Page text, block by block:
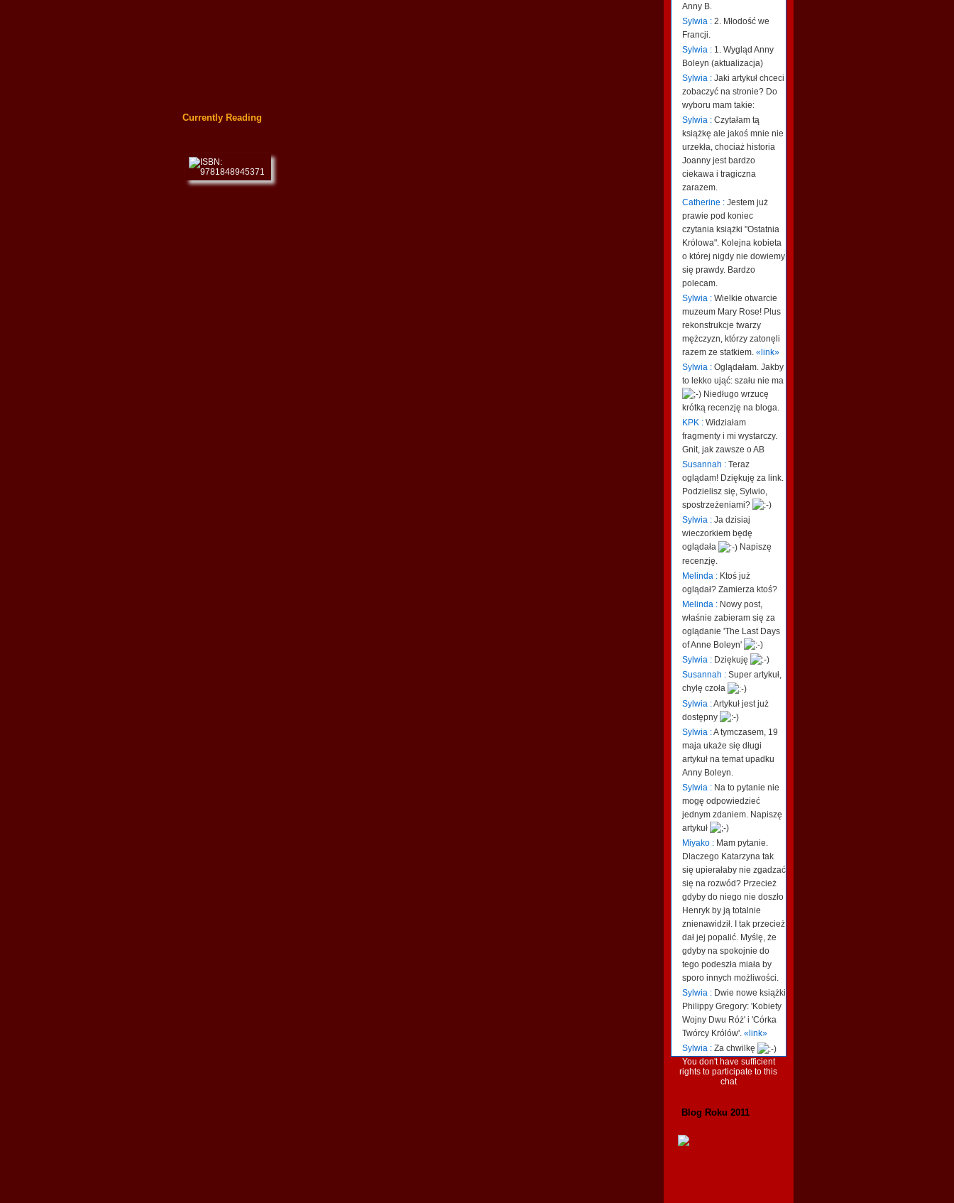
Currently Reading
Anny B.
Sylwia : 2. Młodość we
Francji.
Sylwia : 1. Wygląd Anny
Boleyn (aktualizacja)
Sylwia : Jaki artykuł chceci
zobaczyć na stronie? Do
wyboru mam takie:
Sylwia : Czytałam tą
książkę ale jakoś mnie nie
urzekła, chociaż historia
Joanny jest bardzo
ciekawa i tragiczna
zarazem.
Catherine : Jestem już
prawie pod koniec
czytania książki "Ostatnia
Królowa". Kolejna kobieta
o której nigdy nie dowiemy
się prawdy. Bardzo
polecam.
Sylwia : Wielkie otwarcie
muzeum Mary Rose! Plus
rekonstrukcje twarzy
mężczyzn, którzy zatonęli
razem ze statkiem. «link»
Sylwia : Oglądałam. Jakby
to lekko ująć: szału nie ma
Niedługo wrzucę
krótką recenzję na bloga.
KPK : Widziałam
fragmenty i mi wystarczy.
Gnit, jak zawsze o AB
Susannah : Teraz
oglądam! Dziękuję za link.
Podzielisz się, Sylwio,
spostrzeżeniami?
Sylwia : Ja dzisiaj
wieczorkiem będę
oglądała
Napiszę
recenzję.
Melinda : Ktoś już
oglądał? Zamierza ktoś?
Melinda : Nowy post,
właśnie zabieram się za
oglądanie 'The Last Days
of Anne Boleyn'
Sylwia : Dziękuję
Susannah : Super artykuł,
chylę czoła
Sylwia :Artykuł jest już
dostępny
Sylwia :A tymczasem, 19
maja ukaże się długi
artykuł na temat upadku
Anny Boleyn.
Sylwia : Na to pytanie nie
mogę odpowiedzieć
jednym zdaniem. Napiszę
artykuł
Miyako : Mam pytanie.
Dlaczego Katarzyna tak
się upierałaby nie zgadzać
się na rozwód? Przecież
gdyby do niego nie doszło
Henryk by ją totalnie
znienawidził. I tak przecież
dał jej popalić. Myślę, że
gdyby na spokojnie do
tego podeszła miała by
sporo innych możliwości.
Sylwia : Dwie nowe książki
Philippy Gregory: 'Kobiety
Wojny Dwu Róż' i 'Córka
Twórcy Królów'. «link»
Sylwia : Za chwilkę
You don't have sufficient
rights to participate to this
chat
Blog Roku 2011